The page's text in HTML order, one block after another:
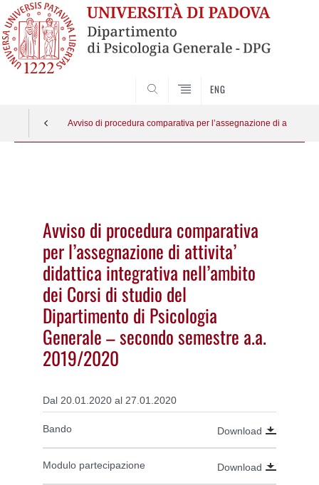
ENG
Avviso di procedura comparativa per l’assegnazione di
Avviso di procedura comparativa
per l’assegnazione di attivita’
didattica integrativa nell’ambito
dei Corsi di studio del
Dipartimento di Psicologia
Generale – secondo semestre a.a.
2019/2020
Dal 20.01.2020 al 27.01.2020
Bando Download
Modulo partecipazione Download